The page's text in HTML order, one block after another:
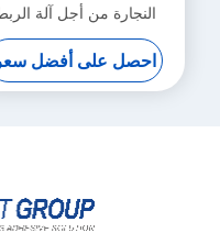
النجارة من أجل آلة الربط
الأوتوماتيكية
احصل على أفضل سعر